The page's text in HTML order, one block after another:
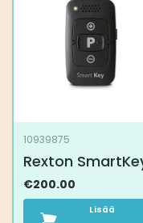
10939875
Rexton
€200.00
Lisää